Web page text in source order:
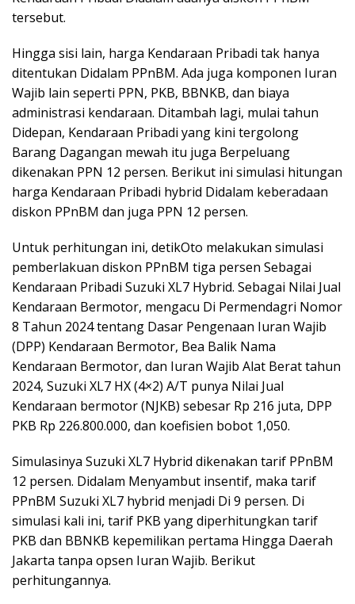
tersebut.
Hingga sisi lain, harga Kendaraan Pribadi tak hanya
ditentukan Didalam PPnBM. Ada juga komponen Iuran
Wajib lain seperti PPN, PKB, BBNKB, dan biaya
administrasi kendaraan. Ditambah lagi, mulai tahun
Didepan, Kendaraan Pribadi yang kini tergolong
Barang Dagangan mewah itu juga Berpeluang
dikenakan PPN 12 persen. Berikut ini simulasi hitungan
harga Kendaraan Pribadi hybrid Didalam keberadaan
diskon PPnBM dan juga PPN 12 persen.
Untuk perhitungan ini, detikOto melakukan simulasi
pemberlakuan diskon PPnBM tiga persen Sebagai
Kendaraan Pribadi Suzuki XL7 Hybrid. Sebagai Nilai Jual
Kendaraan Bermotor, mengacu Di Permendagri Nomor
8 Tahun 2024 tentang Dasar Pengenaan Iuran Wajib
(DPP) Kendaraan Bermotor, Bea Balik Nama
Kendaraan Bermotor, dan Iuran Wajib Alat Berat tahun
2024, Suzuki XL7 HX (4×2) A/T punya Nilai Jual
Kendaraan bermotor (NJKB) sebesar Rp 216 juta, DPP
PKB Rp 226.800.000, dan koefisien bobot 1,050.
Simulasinya Suzuki XL7 Hybrid dikenakan tarif PPnBM
12 persen. Didalam Menyambut insentif, maka tarif
PPnBM Suzuki XL7 hybrid menjadi Di 9 persen. Di
simulasi kali ini, tarif PKB yang diperhitungkan tarif
PKB dan BBNKB kepemilikan pertama Hingga Daerah
Jakarta tanpa opsen Iuran Wajib. Berikut
perhitungannya.